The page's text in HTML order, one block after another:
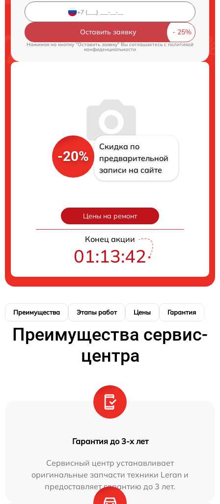
Оставить заявку
Нажимая на кнопку "Оставить заявку" Вы соглашаетесь cполитикой
конфиденциальности
-20%
Скидка по
предварительной
записи на сайте
Цены на ремонт
Конец акции
01:13:41
Преимущества Этапы работ Цены Гарантия
Преимущества сервис-
центра
Гарантия до 3-х лет
Сервисный центр устанавливает
оригинальные запчасти техники Leran и
предоставляет гарантию до 3 лет.